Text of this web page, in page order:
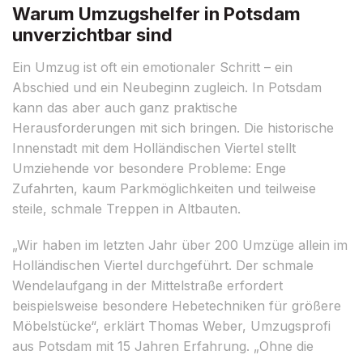
Warum Umzugshelfer in Potsdam
unverzichtbar sind
Ein Umzug ist oft ein emotionaler Schritt – ein
Abschied und ein Neubeginn zugleich. In Potsdam
kann das aber auch ganz praktische
Herausforderungen mit sich bringen. Die historische
Innenstadt mit dem Holländischen Viertel stellt
Umziehende vor besondere Probleme: Enge
Zufahrten, kaum Parkmöglichkeiten und teilweise
steile, schmale Treppen in Altbauten.
„Wir haben im letzten Jahr über 200 Umzüge allein im
Holländischen Viertel durchgeführt. Der schmale
Wendelaufgang in der Mittelstraße erfordert
beispielsweise besondere Hebetechniken für größere
Möbelstücke“, erklärt Thomas Weber, Umzugsprofi
aus Potsdam mit 15 Jahren Erfahrung. „Ohne die